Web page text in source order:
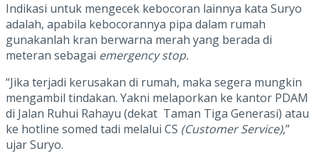
Indikasi untuk mengecek kebocoran lainnya kata Suryo
adalah, apabila kebocorannya pipa dalam rumah
gunakanlah kran berwarna merah yang berada di
meteran sebagai emergency stop.
“Jika terjadi kerusakan di rumah, maka segera mungkin
mengambil tindakan. Yakni melaporkan ke kantor PDAM
di Jalan Ruhui Rahayu (dekat Taman Tiga Generasi) atau
ke hotline somed tadi melalui CS (Customer Service),”
ujar Suryo.